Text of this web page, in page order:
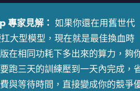
專家見解： 如果你還在用舊世代
大型模型，現在就是最佳換血時
在相同功耗下多出來的算力，夠
跑三天的訓練壓到一天內完成，
與等待時間，直接變成你的競爭